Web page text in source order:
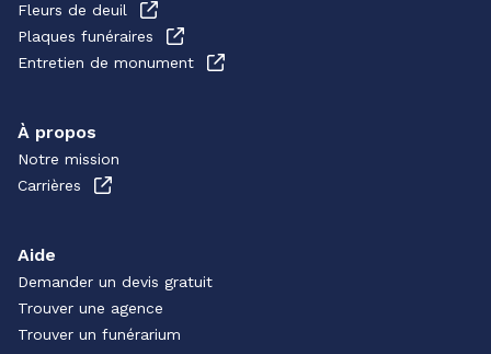
Fleurs de deuil
Plaques funéraires
Entretien de monument
À propos
Notre mission
Carrières
Aide
Demander un devis gratuit
Trouver une agence
Trouver un funérarium